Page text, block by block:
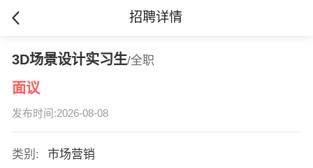
招聘详情
3D场景设计实习生/全职
面议
发布时间:2026-08-08
类别:
市场营销